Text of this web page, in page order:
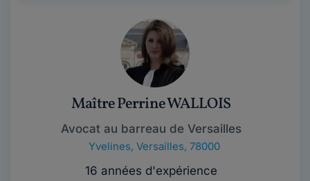
Maître Perrine WALLOIS
Avocat au barreau de Versailles
Yvelines, Versailles, 78000
16 années d'expérience